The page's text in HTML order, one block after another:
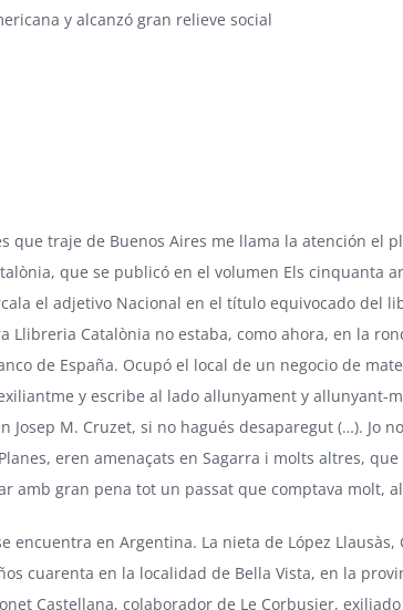
y alcanzó gran relieve social
que traje de Buenos Aires me llama la atención el
, que se publicó en el volumen Els cinquanta
el adjetivo Nacional en el título equivocado del
Llibreria Catalònia no estaba, como ahora, en la
de España. Ocupó el local de un negocio de
y escribe al lado allunyament y allunyant-
Josep M. Cruzet, si no hagués desaparegut (…). Jo
eren amenaçats en Sagarra i molts altres,
amb gran pena tot un passat que comptava molt,
encuentra en Argentina. La nieta de López Llausàs,
cuarenta en la localidad de Bella Vista, en la
Castellana, colaborador de Le Corbusier,